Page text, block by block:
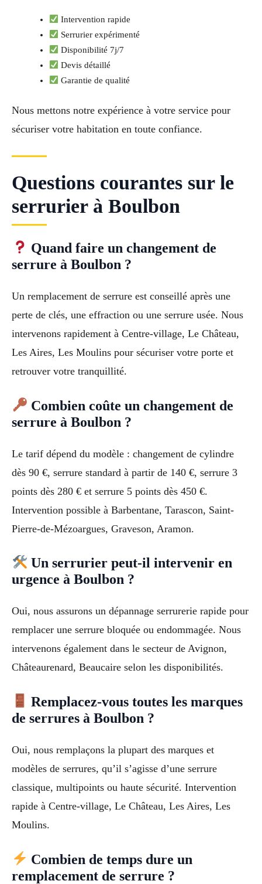
Intervention rapide
Serrurier expérimenté
Disponibilité 7j/7
Devis détaillé
Garantie de qualité
Nous mettons notre expérience à votre service pour
sécuriser votre habitation en toute confiance.
Questions courantes sur le
serrurier à Boulbon
Quand faire un changement de
serrure à Boulbon ?
Un remplacement de serrure est conseillé après une
perte de clés, une effraction ou une serrure usée. Nous
intervenons rapidement à Centre-village, Le Château,
Les Aires, Les Moulins pour sécuriser votre porte et
retrouver votre tranquillité.
Combien coûte un changement de
serrure à Boulbon ?
Le tarif dépend du modèle : changement de cylindre
dès 90 €, serrure standard à partir de 140 €, serrure 3
points dès 280 € et serrure 5 points dès 450 €.
Intervention possible à Barbentane, Tarascon, Saint-
Pierre-de-Mézoargues, Graveson, Aramon.
Un serrurier peut-il intervenir en
urgence à Boulbon ?
Oui, nous assurons un dépannage serrurerie rapide pour
remplacer une serrure bloquée ou endommagée. Nous
intervenons également dans le secteur de Avignon,
Châteaurenard, Beaucaire selon les disponibilités.
Remplacez-vous toutes les marques
de serrures à Boulbon ?
Oui, nous remplaçons la plupart des marques et
modèles de serrures, qu’il s’agisse d’une serrure
classique, multipoints ou haute sécurité. Intervention
rapide à Centre-village, Le Château, Les Aires, Les
Moulins.
Combien de temps dure un
remplacement de serrure ?